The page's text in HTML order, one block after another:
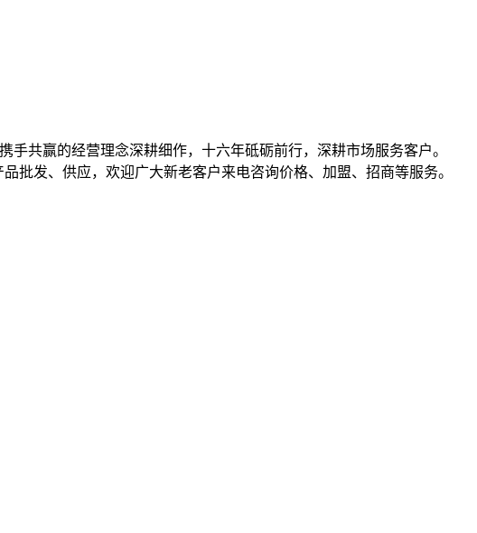
手共赢的经营理念深耕细作，十六年砥砺前行，深耕市场服务客户。
批发、供应，欢迎广大新老客户来电咨询价格、加盟、招商等服务。